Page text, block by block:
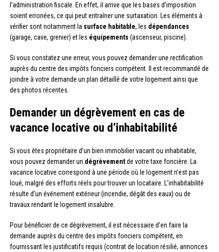
l’administration fiscale. En effet, il arrive que les bases d’imposition
soient erronées, ce qui peut entraîner une surtaxation. Les éléments à
vérifier sont notamment la surface habitable, les dépendances
(garage, cave, grenier) et les équipements (ascenseur, piscine).
Si vous constatez une erreur, vous pouvez demander une rectification
auprès du centre des impôts fonciers compétent. Il est recommandé de
joindre à votre demande un plan détaillé de votre logement ainsi que
des photos récentes.
Demander un dégrèvement en cas de
vacance locative ou d’inhabitabilité
Si vous êtes propriétaire d’un bien immobilier vacant ou inhabitable,
vous pouvez demander un dégrèvementde votre taxe foncière. La
vacance locative correspond à une période où le logement n’est pas
loué, malgré des efforts réels pour trouver un locataire. L’inhabitabilité
résulte d’un événement extérieur (incendie, dégât des eaux) ou de
travaux rendant le logement insalubre.
Pour bénéficier de ce dégrèvement, il est nécessaire d’en faire la
demande auprès du centre des impôts fonciers compétent, en
fournissant les justificatifs requis (contrat de location résilié, annonces